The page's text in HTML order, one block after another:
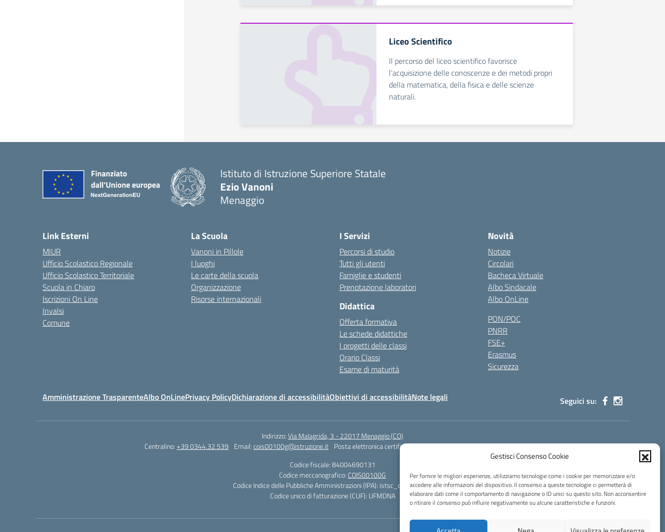
Gestisci Consenso Cookie
Per fornire le migliori esperienze, utilizziamo tecnologie come i cookie per memorizzare e/o
accedere alle informazioni del dispositivo. Il consenso a queste tecnologie ci permetterà di
elaborare dati come il comportamento di navigazione o ID unici su questo sito. Non acconsentire
o ritirare il consenso può influire negativamente su alcune caratteristiche e funzioni.
Liceo Scientifico
Il percorso del liceo scientifico favorisce
l’acquisizione delle conoscenze e dei metodi propri
della matematica, della fisica e delle scienze
naturali.
Istituto di Istruzione Superiore Statale
Ezio Vanoni
Menaggio
Link Esterni
MIUR
Ufficio Scolastico Regionale
Ufficio Scolastico Territoriale
Scuola in Chiaro
Iscrizioni On Line
Invalsi
Comune
La Scuola
Vanoni in Pillole
I luoghi
Le carte della scuola
Organizzazione
Risorse internazionali
I Servizi
Percorsi di studio
Tutti gli utenti
Famiglie e studenti
Prenotazione laboratori
Didattica
Offerta formativa
Le schede didattiche
I progetti delle classi
Orario Classi
Esame di maturità
Novità
Notizie
Circolari
Bacheca Virtuale
Albo Sindacale
Albo OnLine
PON/POC
PNRR
FSE+
Erasmus
Sicurezza
Amministrazione TrasparenteAlbo OnLinePrivacy PolicyDichiarazione di accessibilitàObiettivi di accessibilitàNote legali Seguici su:
Indirizzo:Via Malagrida, 3 - 22017 Menaggio (CO)
Centralino:+39 0344.32.539 Email:cois00100g@istruzione.it Posta elettronica certificata (PEC):cois00100g@pec.istruzione.it
Codice fiscale: 84004690131
Codice meccanografico: COIS00100G
Codice Indice delle Pubbliche Amministrazioni (IPA): istsc_cois00100g
Codice unico di fatturazione (CUF): UFMDNA